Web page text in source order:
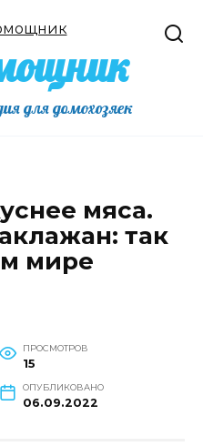
для домохозяек
мяса.
так
мире
ПРОСМОТРОВ
15
ОПУБЛИКОВАНО
06.09.2022